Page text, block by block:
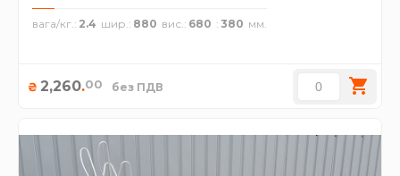
вага/кг. 2.4 шир. 880 вис. 680 380
₴ 2,260.00 без ПДВ